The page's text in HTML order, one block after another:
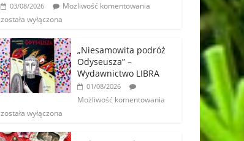
03/08/2026
Możliwość komentowania
została wyłączona
„Niesamowita podróż
Odyseusza” –
Wydawnictwo LIBRA
01/08/2026
Możliwość komentowania
została wyłączona